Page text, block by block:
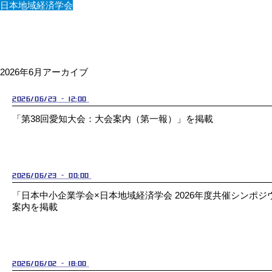
日本地域経済学会
2026年6月アーカイブ
2026/06/23 - 12:00
「第38回愛知大会：大会案内（第一報）」を掲載
2026/06/23 - 00:00
「日本中小企業学会×日本地域経済学会 2026年度共催シンポジ
案内を掲載
2026/06/02 - 18:00